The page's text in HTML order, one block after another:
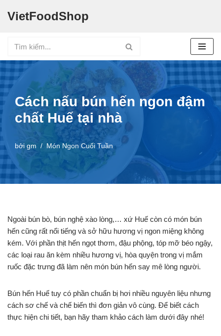
nội
dung
VietFoodShop
Cách nấu bún hến ngon đậm
chất Huế tại nhà
bởi gm Món Ngon Cuối Tuần
Ngoài bún bò, bún nghệ xào lòng,… xứ Huế còn có món bún
hến cũng rất nổi tiếng và sở hữu hương vị ngon miệng không
kém. Với phần thịt hến ngọt thơm, đậu phộng, tóp mỡ béo ngậy,
các loại rau ăn kèm nhiều hương vị, hòa quyện trong vị mắm
ruốc đặc trưng đã làm nên món bún hến say mê lòng người.
Bún hến Huế tuy có phần chuẩn bị hơi nhiều nguyên liệu nhưng
cách sơ chế và chế biến thì đơn giản vô cùng. Để biết cách
thực hiện chi tiết, bạn hãy tham khảo cách làm dưới đây nhé!